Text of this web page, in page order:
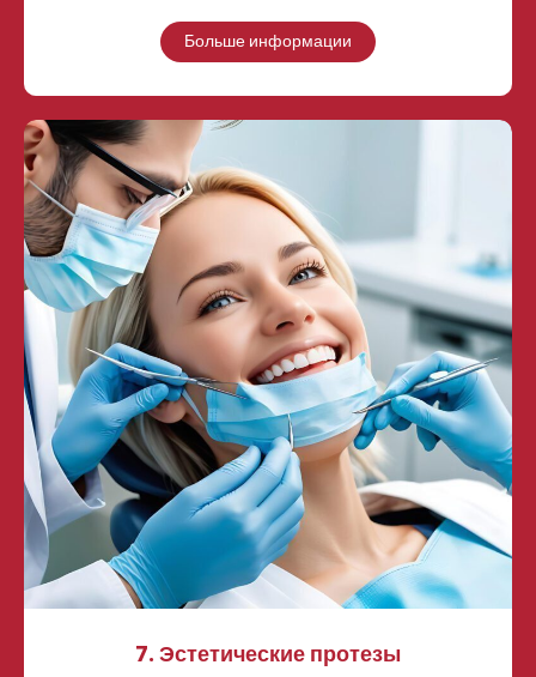
Больше информации
7. Эстетические протезы